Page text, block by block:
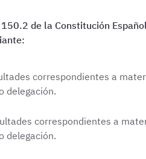
de la Constitución
correspondientes a
delegación.
correspondientes a
delegación.